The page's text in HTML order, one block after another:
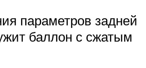
параметров задней
баллон с сжатым